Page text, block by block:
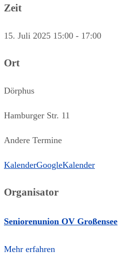
Zeit
15. Juli 2025 15:00 - 17:00
Ort
Dörphus
Hamburger Str. 11
Andere Termine
KalenderGoogleKalender
Organisator
Seniorenunion OV Großensee
Mehr erfahren